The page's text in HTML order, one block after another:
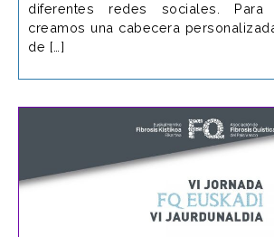
diferentes redes sociales. Para
creamos una cabecera
de […]